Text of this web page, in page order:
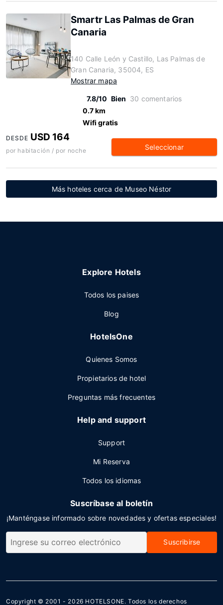
Smartr Las Palmas de Gran
Canaria
140 Calle León y Castillo, Las Palmas de
Gran Canaria, 35004, ES
Mostrar mapa
7.8/10 Bien 30 comentarios
0.7 km
Wifi gratis
DESDE USD 164
por habitación / por noche Seleccionar
Más hoteles cerca de Museo Néstor
Explore Hotels
Todos los paises
Blog
HotelsOne
Quienes Somos
Propietarios de hotel
Preguntas más frecuentes
Help and support
Support
Mi Reserva
Todos los idiomas
Suscríbase al boletín
¡Manténgase informado sobre novedades y ofertas especiales!
Suscribirse
Copyright © 2001 - 2026 HOTELSONE. Todos los derechos